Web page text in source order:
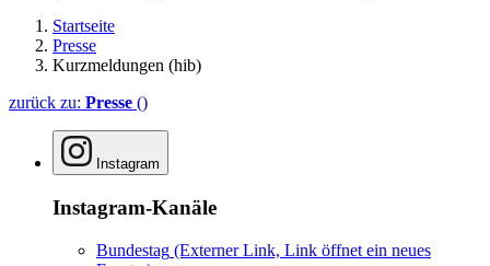
Startseite
Presse
Kurzmeldungen (hib)
zurück zu: Presse ()
Instagram
Instagram-Kanäle
Bundestag (Externer Link, Link öffnet ein neues